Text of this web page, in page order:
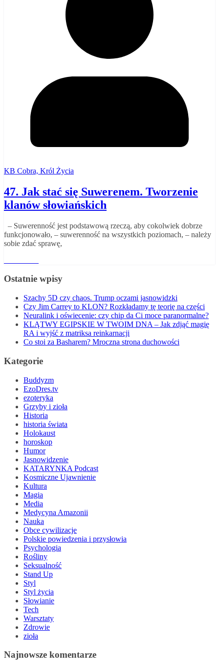
KB Cobra, Król Życia
47. Jak stać się Suwerenem. Tworzenie
klanów słowiańskich
– Suwerenność jest podstawową rzeczą, aby cokolwiek dobrze
funkcjonowało, – suwerenność na wszystkich poziomach, – należy
sobie zdać sprawę,
Ostatnie wpisy
Szachy 5D czy chaos. Trump oczami jasnowidzki
Czy Jim Carrey to KLON? Rozkładamy tę teorię na części
Neuralink i oświecenie: czy chip da Ci moce paranormalne?
KLĄTWY EGIPSKIE W TWOIM DNA – Jak zdjąć magię
RA i wyjść z matriksa reinkarnacji
Co stoi za Basharem? Mroczna strona duchowości
Kategorie
Buddyzm
EzoDres.tv
ezoteryka
Grzyby i zioła
Historia
historia świata
Holokaust
horoskop
Humor
Jasnowidzenie
KATARYNKA Podcast
Kosmiczne Ujawnienie
Kultura
Magia
Media
Medycyna Amazonii
Nauka
Obce cywilizacje
Polskie powiedzenia i przysłowia
Psychologia
Rośliny
Seksualność
Stand Up
Styl
Styl życia
Słowianie
Tech
Warsztaty
Zdrowie
zioła
Najnowsze komentarze